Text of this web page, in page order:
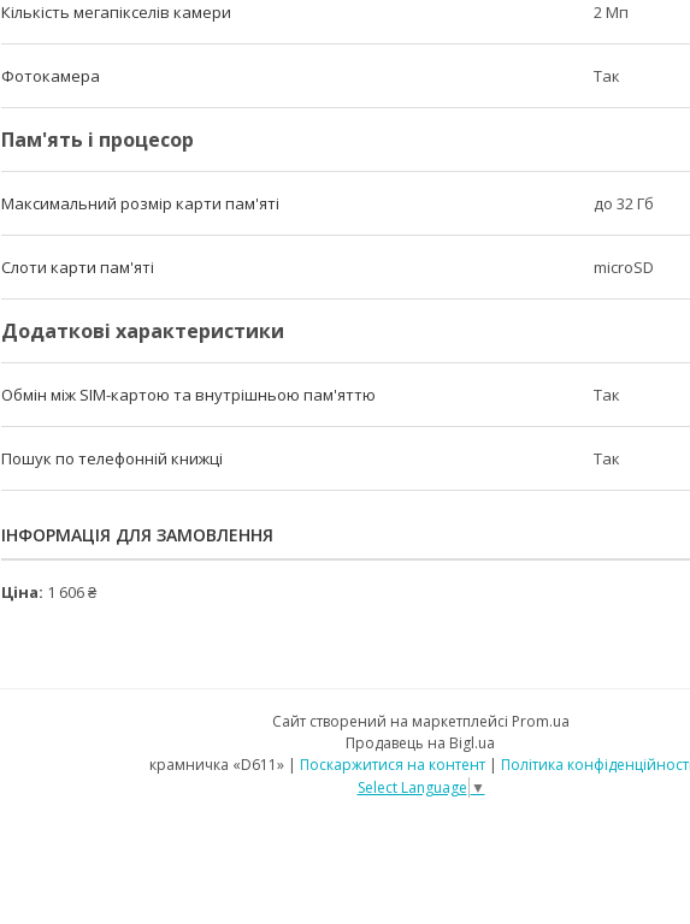
Кількість мегапікселів камери 2 Мп
Фотокамера Так
Пам'ять і процесор
Максимальний розмір карти пам'яті до 32 Гб
Слоти карти пам'яті microSD
Додаткові характеристики
Обмін між SIM-картою та внутрішньою пам'яттю Так
Пошук по телефонній книжці Так
ІНФОРМАЦІЯ ДЛЯ ЗАМОВЛЕННЯ
Ціна: 1 606 ₴
Сайт створений на маркетплейсі Prom.ua
Продавець на Bigl.ua
крамничка «D611» | Поскаржитися на контент | Політика конфіденційності
Select Language ▼